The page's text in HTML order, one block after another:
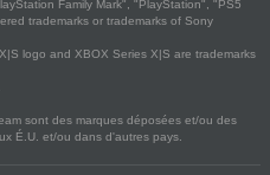
Family Mark", "PlayStation", "PS5
trademarks or trademarks of Sony
logo and XBOX Series X|S are trademarks
sont des marques déposées et/ou des
É.U. et/ou dans d'autres pays.